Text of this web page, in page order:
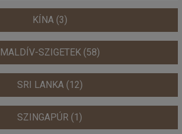
KÍNA (3)
MALDÍV-SZIGETEK (58)
SRI LANKA (12)
SZINGAPÚR (1)